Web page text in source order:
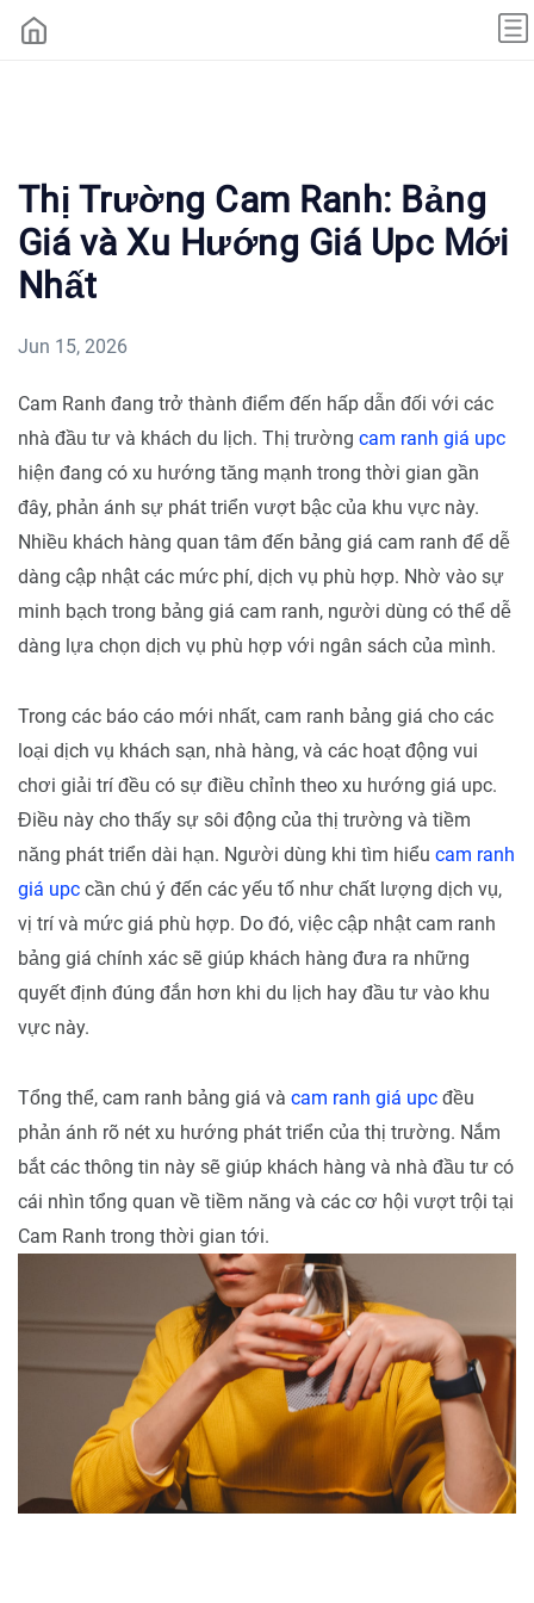
Thị Trường Cam Ranh: Bảng
Giá và Xu Hướng Giá Upc Mới
Nhất
Jun 15, 2026
Cam Ranh đang trở thành điểm đến hấp dẫn đối với các
nhà đầu tư và khách du lịch. Thị trường cam ranh giá upc
hiện đang có xu hướng tăng mạnh trong thời gian gần
đây, phản ánh sự phát triển vượt bậc của khu vực này.
Nhiều khách hàng quan tâm đến bảng giá cam ranh để dễ
dàng cập nhật các mức phí, dịch vụ phù hợp. Nhờ vào sự
minh bạch trong bảng giá cam ranh, người dùng có thể dễ
dàng lựa chọn dịch vụ phù hợp với ngân sách của mình.
Trong các báo cáo mới nhất, cam ranh bảng giá cho các
loại dịch vụ khách sạn, nhà hàng, và các hoạt động vui
chơi giải trí đều có sự điều chỉnh theo xu hướng giá upc.
Điều này cho thấy sự sôi động của thị trường và tiềm
năng phát triển dài hạn. Người dùng khi tìm hiểu cam ranh
giá upc cần chú ý đến các yếu tố như chất lượng dịch vụ,
vị trí và mức giá phù hợp. Do đó, việc cập nhật cam ranh
bảng giá chính xác sẽ giúp khách hàng đưa ra những
quyết định đúng đắn hơn khi du lịch hay đầu tư vào khu
vực này.
Tổng thể, cam ranh bảng giá và cam ranh giá upc đều
phản ánh rõ nét xu hướng phát triển của thị trường. Nắm
bắt các thông tin này sẽ giúp khách hàng và nhà đầu tư có
cái nhìn tổng quan về tiềm năng và các cơ hội vượt trội tại
Cam Ranh trong thời gian tới.